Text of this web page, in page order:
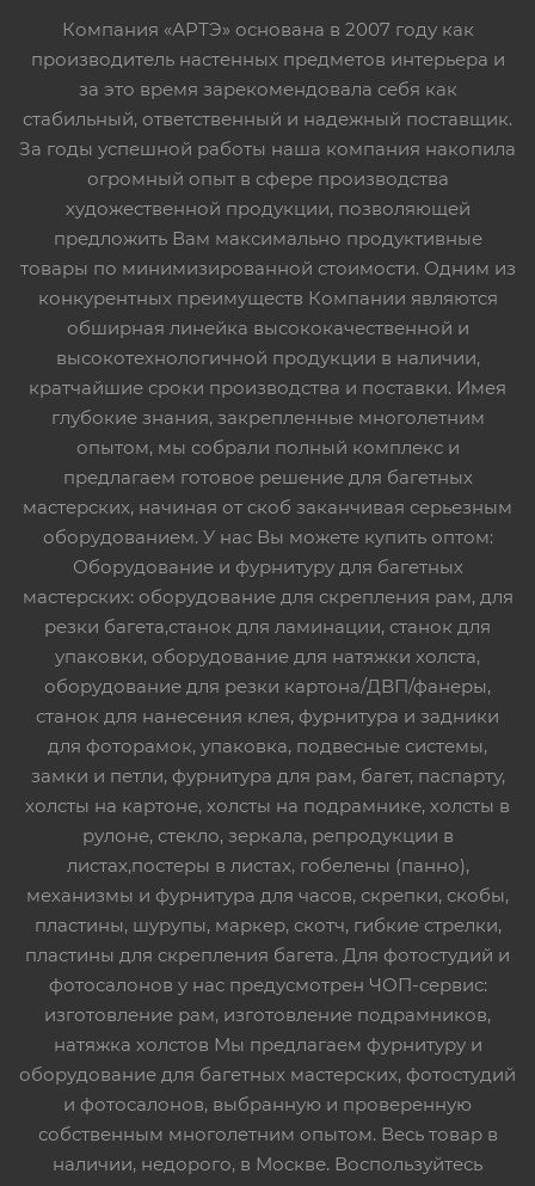
Компания «АРТЭ» основана в 2007 году как
производитель настенных предметов интерьера и
за это время зарекомендовала себя как
стабильный, ответственный и надежный поставщик.
За годы успешной работы наша компания накопила
огромный опыт в сфере производства
художественной продукции, позволяющей
предложить Вам максимально продуктивные
товары по минимизированной стоимости. Одним из
конкурентных преимуществ Компании являются
обширная линейка высококачественной и
высокотехнологичной продукции в наличии,
кратчайшие сроки производства и поставки. Имея
глубокие знания, закрепленные многолетним
опытом, мы собрали полный комплекс и
предлагаем готовое решение для багетных
мастерских, начиная от скоб заканчивая серьезным
оборудованием. У нас Вы можете купить оптом:
Оборудование и фурнитуру для багетных
мастерских: оборудование для скрепления рам, для
резки багета,станок для ламинации, станок для
упаковки, оборудование для натяжки холста,
оборудование для резки картона/ДВП/фанеры,
станок для нанесения клея, фурнитура и задники
для фоторамок, упаковка, подвесные системы,
замки и петли, фурнитура для рам, багет, паспарту,
холсты на картоне, холсты на подрамнике, холсты в
рулоне, стекло, зеркала, репродукции в
листах,постеры в листах, гобелены (панно),
механизмы и фурнитура для часов, скрепки, скобы,
пластины, шурупы, маркер, скотч, гибкие стрелки,
пластины для скрепления багета. Для фотостудий и
фотосалонов у нас предусмотрен ЧОП-сервис:
изготовление рам, изготовление подрамников,
натяжка холстов Мы предлагаем фурнитуру и
оборудование для багетных мастерских, фотостудий
и фотосалонов, выбранную и проверенную
собственным многолетним опытом. Весь товар в
наличии, недорого, в Москве. Воспользуйтесь